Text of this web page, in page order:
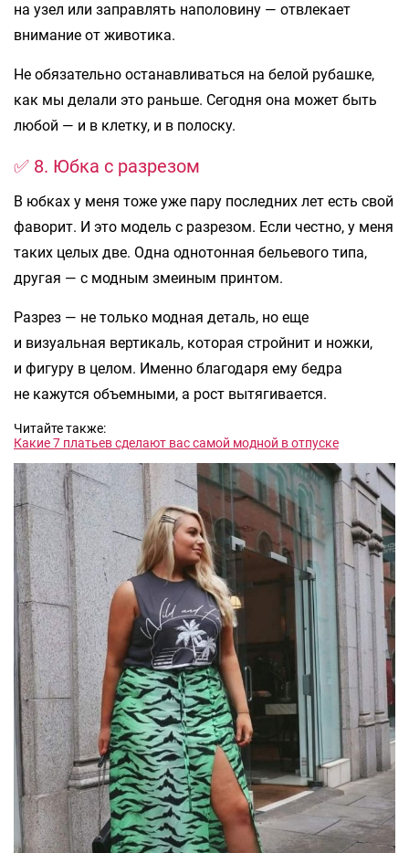
на узел или заправлять наполовину — отвлекает
внимание от животика.
Не обязательно останавливаться на белой рубашке,
как мы делали это раньше. Сегодня она может быть
любой — и в клетку, и в полоску.
✅ 8. Юбка с разрезом
В юбках у меня тоже уже пару последних лет есть свой
фаворит. И это модель с разрезом. Если честно, у меня
таких целых две. Одна однотонная бельевого типа,
другая — с модным змеиным принтом.
Разрез — не только модная деталь, но еще
и визуальная вертикаль, которая стройнит и ножки,
и фигуру в целом. Именно благодаря ему бедра
не кажутся объемными, а рост вытягивается.
Читайте также:
Какие 7 платьев сделают вас самой модной в отпуске